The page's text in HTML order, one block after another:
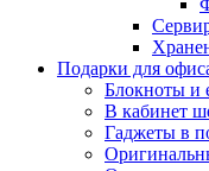
Подарки для
Блокноты и
В кабинет
Гаджеты в